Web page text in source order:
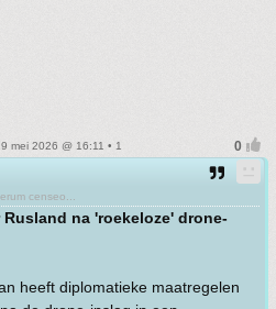
mei 2026 @ 16:11 • 1
censeo...
na 'roekeloze' drone-
heeft diplomatieke maatregelen